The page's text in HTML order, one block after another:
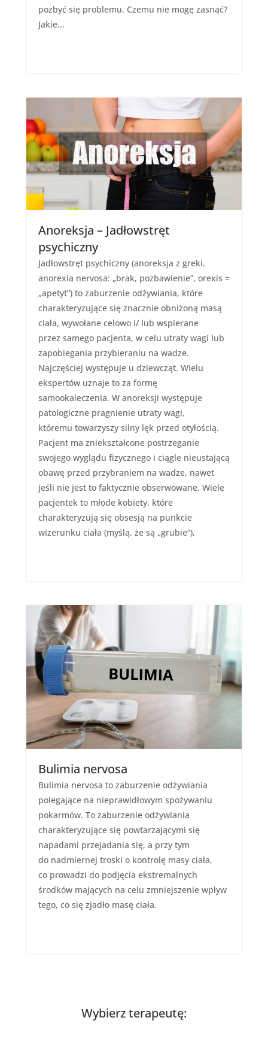
pozbyć się problemu. Czemu nie mogę zasnąć?
Jakie...
Anoreksja – Jadłowstręt
psychiczny
Jadłowstręt psychiczny (anoreksja z greki.
anorexia nervosa: „brak, pozbawienie”, orexis =
„apetyt”) to zaburzenie odżywiania, które
charakteryzujące się znacznie obniżoną masą
ciała, wywołane celowo i/ lub wspierane
przez samego pacjenta, w celu utraty wagi lub
zapobiegania przybieraniu na wadze.
Najczęściej występuje u dziewcząt. Wielu
ekspertów uznaje to za formę
samookaleczenia. W anoreksji występuje
patologiczne pragnienie utraty wagi,
któremu towarzyszy silny lęk przed otyłością.
Pacjent ma zniekształcone postrzeganie
swojego wyglądu fizycznego i ciągle nieustającą
obawę przed przybraniem na wadze, nawet
jeśli nie jest to faktycznie obserwowane. Wiele
pacjentek to młode kobiety, które
charakteryzują się obsesją na punkcie
wizerunku ciała (myślą, że są „grubie”),
Bulimia nervosa
Bulimia nervosa to zaburzenie odżywiania
polegające na nieprawidłowym spożywaniu
pokarmów. To zaburzenie odżywiania
charakteryzujące się powtarzającymi się
napadami przejadania się, a przy tym
do nadmiernej troski o kontrolę masy ciała,
co prowadzi do podjęcia ekstremalnych
środków mających na celu zmniejszenie wpływ
tego, co się zjadło masę ciała.
Wybierz terapeutę: